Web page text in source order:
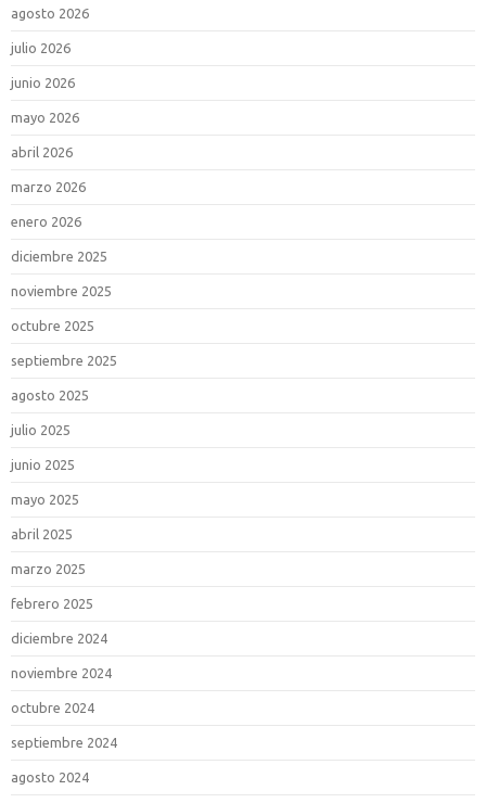
agosto 2026
julio 2026
junio 2026
mayo 2026
abril 2026
marzo 2026
enero 2026
diciembre 2025
noviembre 2025
octubre 2025
septiembre 2025
agosto 2025
julio 2025
junio 2025
mayo 2025
abril 2025
marzo 2025
febrero 2025
diciembre 2024
noviembre 2024
octubre 2024
septiembre 2024
agosto 2024